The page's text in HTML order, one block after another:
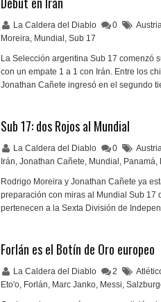
La Caldera del Diablo 0
Moreira, Mundial , Sub 17
La Selección argentina Sub 17 comenzó
con un empate 1 a 1 con Irán. Entre los
Jonathan Cañete ingresó en el segundo
Sub 17: dos Rojos al Mundial
La Caldera del Diablo 0
Irán, Jonathan Cañete, Mundial , Panamá,
Rodrigo Moreira y Jonathan Cañete ya
preparación con miras al Mundial Sub 17
pertenecen a la Sexta División de
Forlán es el Botín de Oro europeo
La Caldera del Diablo 2
Eto'o, Forlán, Marc Janko, Messi,